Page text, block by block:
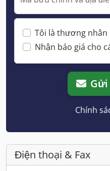
Tôi là thương nhân
Nhận báo giá cho
Chính
Điện thoại & Fax